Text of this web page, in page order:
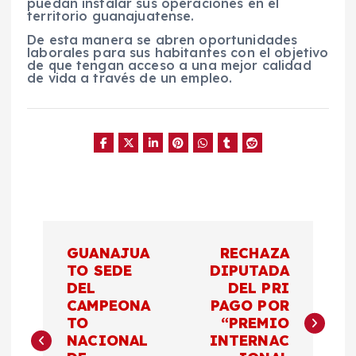
territorio guanajuatense.
De esta manera se abren oportunidades
laborales para sus habitantes con el objetivo
de que tengan acceso a una mejor calidad
de vida a través de un empleo.
GUANAJUA
TO SEDE
DEL
CAMPEONA
TO
NACIONAL
RECHAZA
DIPUTADA
DEL PRI
PAGO POR
“PREMIO
INTERNAC